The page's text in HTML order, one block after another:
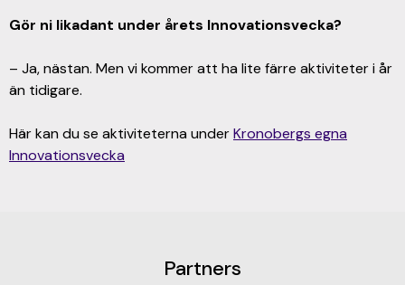
Gör ni likadant under årets Innovationsvecka?
– Ja, nästan. Men vi kommer att ha lite färre aktiviteter i år
än tidigare.
Här kan du se aktiviteterna underKronobergs egna
Innovationsvecka
Partners